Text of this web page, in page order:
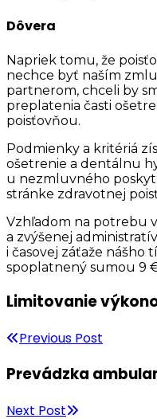
Dôvera
Napriek tomu, že
nechce byť naším
partnerom, chceli by
preplatenia časti
poisťovňou.
Podmienky a kritériá
ošetrenie a dentálnu
u nezmluvného
stránke zdravotnej
Vzhľadom na potrebu
a zvýšenej
i časovej záťaže
spoplatnený sumou 9
Limitovanie
Previous Post
Prevádzka
Next Post